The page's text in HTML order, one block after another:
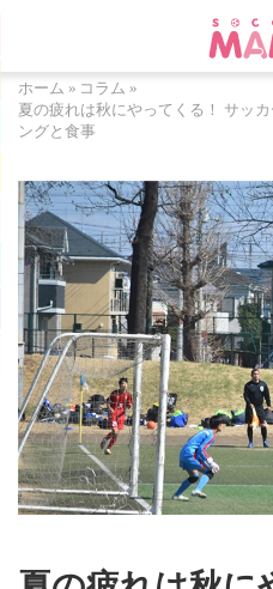
ホーム » コラム »
夏の疲れは秋にやってくる！ サッ
ングと食事